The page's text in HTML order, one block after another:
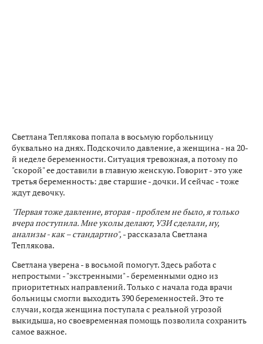
Светлана Теплякова попала в восьмую горбольницу
буквально на днях. Подскочило давление, а женщина - на 20-
й неделе беременности. Ситуация тревожная, а потому по
"скорой" ее доставили в главную женскую. Говорит - это уже
третья беременность: две старшие - дочки. И сейчас - тоже
ждут девочку.
"Первая тоже давление, вторая - проблем не было, я только
вчера поступила. Мне уколы делают, УЗИ сделали, ну,
анализы - как – стандартно", - рассказала Светлана
Теплякова.
Светлана уверена - в восьмой помогут. Здесь работа с
непростыми - "экстренными" - беременными одно из
приоритетных направлений. Только с начала года врачи
больницы смогли выходить 390 беременностей. Это те
случаи, когда женщина поступала с реальной угрозой
выкидыша, но своевременная помощь позволила сохранить
самое важное.